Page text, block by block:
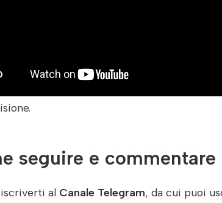
seguire e
al Canale Telegram, da cui puoi